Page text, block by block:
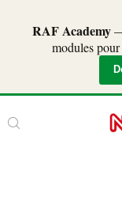
RAF Academy—
modules